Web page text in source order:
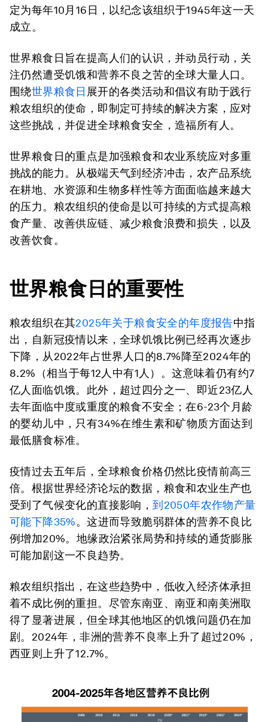
定为每年10月16日，以纪念该组织于1945年这一天
成立。
世界粮食日旨在提高人们的认识，并动员行动，关
注仍然遭受饥饿和营养不良之苦的全球大量人口。
围绕世界粮食日 展开的各类活动和倡议有助于践行
粮农组织的使命，即制定可持续的解决方案，应对
这些挑战，并促进全球粮食安全，造福所有人。
世界粮食日的重点是加强粮食和农业系统应对多重
挑战的能力。从极端天气到经济冲击，农产品系统
在耕地、水资源和生物多样性等方面面临越来越大
的压力。粮农组织的使命是以可持续的方式提高粮
食产量、改善供应链、减少粮食浪费和损失，以及
改善饮食。
世界粮食日的重要性
粮农组织在其2025年关于粮食安全的年度报告中指
出，自新冠疫情以来，全球饥饿比例已经再次逐步
下降，从2022年占世界人口的8.7%降至2024年的
8.2%（相当于每12人中有1人）。这意味着仍有约7
亿人面临饥饿。此外，超过四分之一、即近23亿人
去年面临中度或重度的粮食不安全；在6-23个月龄
的婴幼儿中，只有34%在维生素和矿物质方面达到
最低膳食标准。
疫情过去五年后，全球粮食价格仍然比疫情前高三
倍。根据世界经济论坛的数据，粮食和农业生产也
受到了气候变化的直接影响，到 2050年农作物产量
可能下降35%。这进而导致脆弱群体的营养不良比
例增加20%。地缘政治紧张局势和持续的通货膨胀
可能加剧这一不良趋势。
粮农组织指出，在这些趋势中，低收入经济体承担
着不成比例的重担。尽管东南亚、南亚和南美洲取
得了显著进展，但全球其他地区的饥饿问题仍在加
剧。2024年，非洲的营养不良率上升了超过20%，
西亚则上升了12.7%。